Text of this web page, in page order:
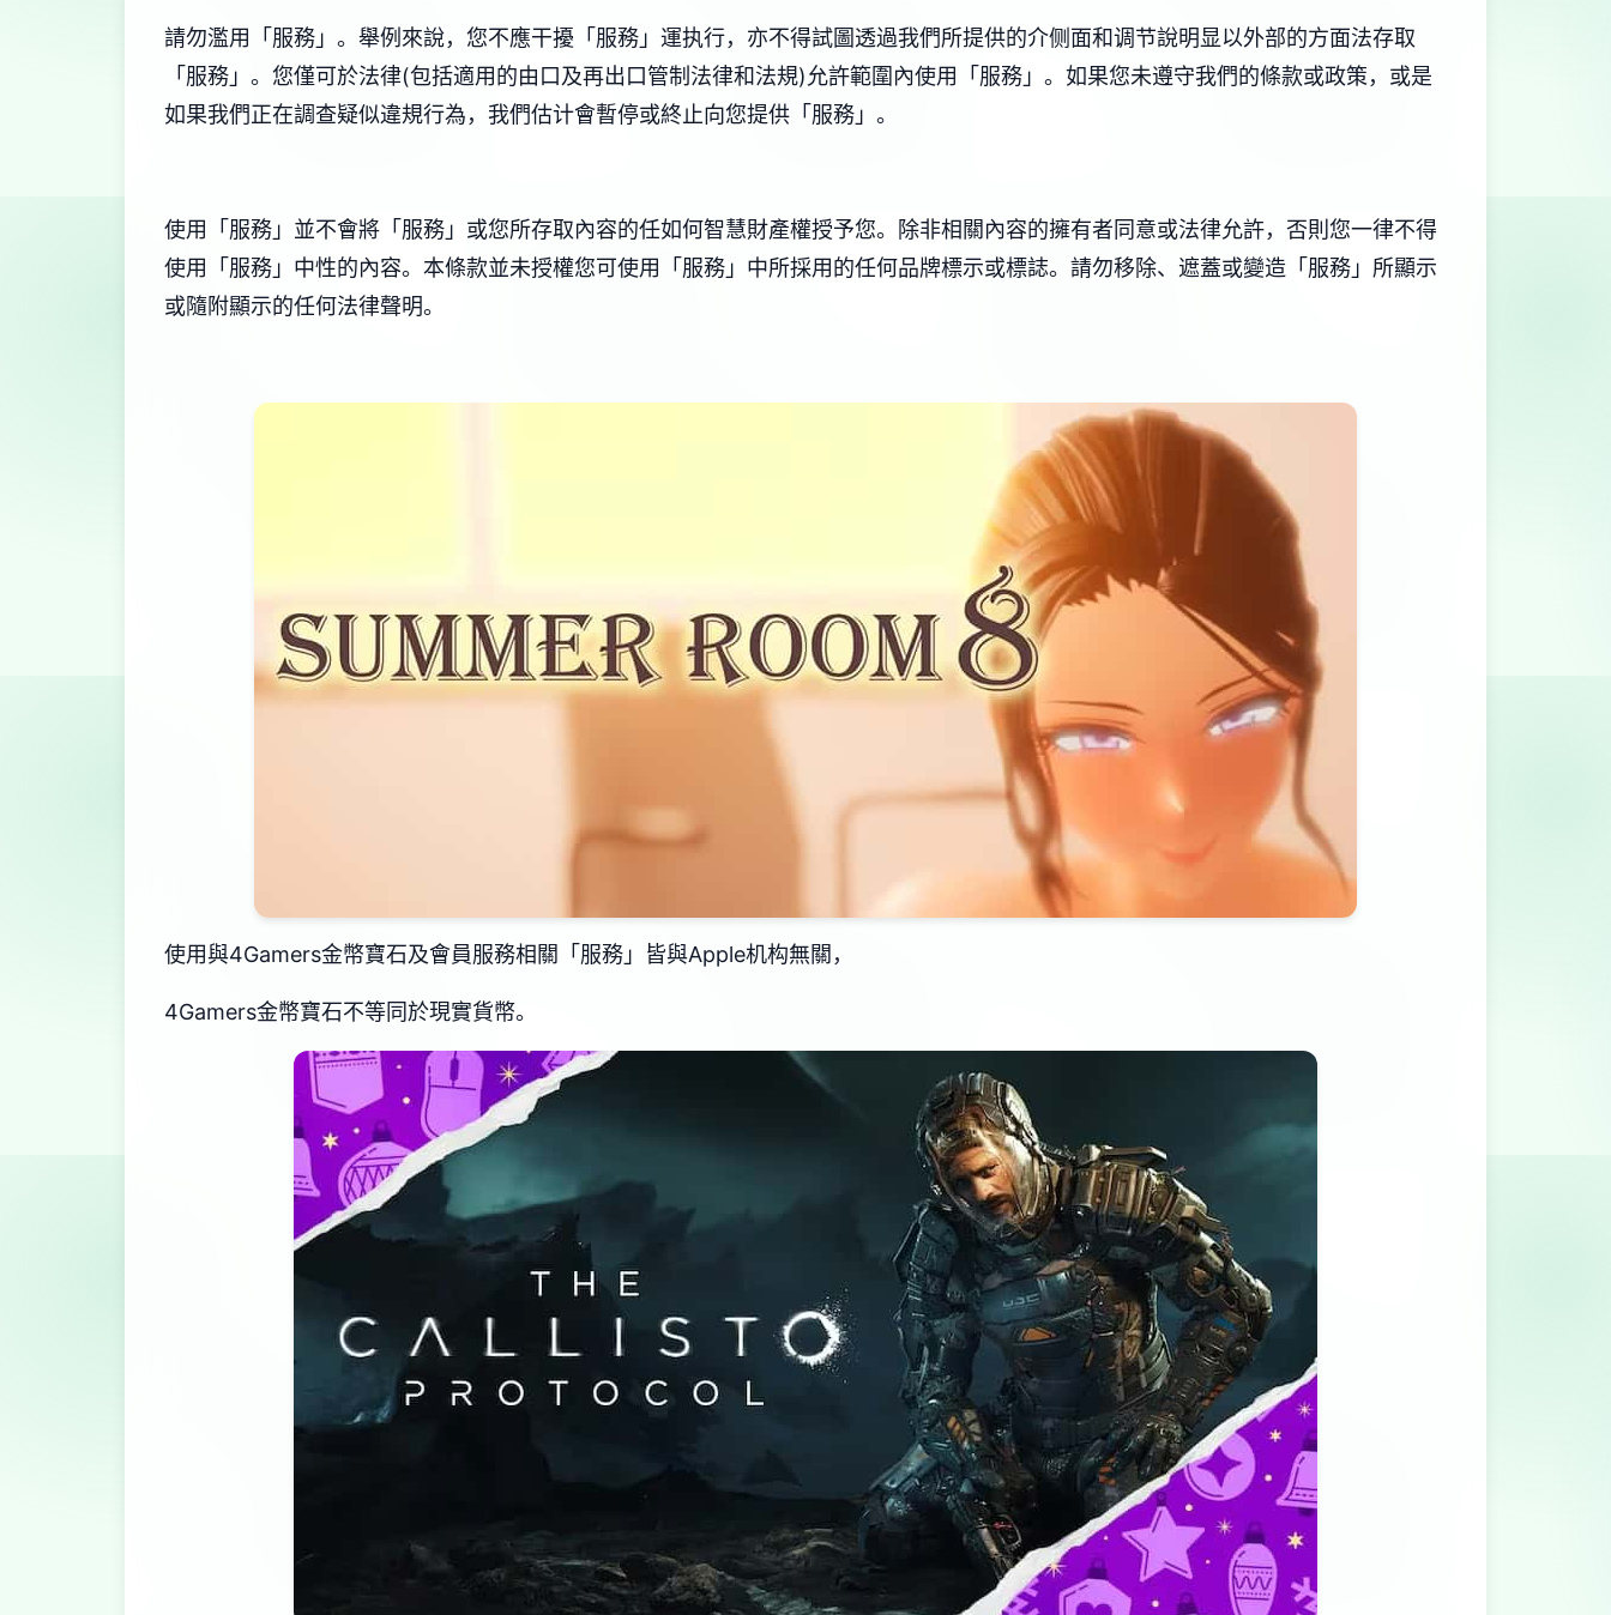
請勿濫用「服務」。舉例來說，您不應干擾「服務」運执行，亦不得試圖透過我們所提供的介侧面和调节說明显以外部的方面法存取
「服務」。您僅可於法律(包括適用的由口及再出口管制法律和法規)允許範圍內使用「服務」。如果您未遵守我們的條款或政策，或是
如果我們正在調查疑似違規行為，我們估计會暫停或終止向您提供「服務」。
使用「服務」並不會將「服務」或您所存取內容的任如何智慧財產權授予您。除非相關內容的擁有者同意或法律允許，否則您一律不得
使用「服務」中性的內容。本條款並未授權您可使用「服務」中所採用的任何品牌標示或標誌。請勿移除、遮蓋或變造「服務」所顯示
或隨附顯示的任何法律聲明。
使用與4Gamers金幣寶石及會員服務相關「服務」皆與Apple机构無關，
4Gamers金幣寶石不等同於現實貨幣。